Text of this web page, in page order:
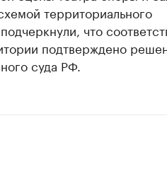
территориального
что
подтверждено
суда РФ.